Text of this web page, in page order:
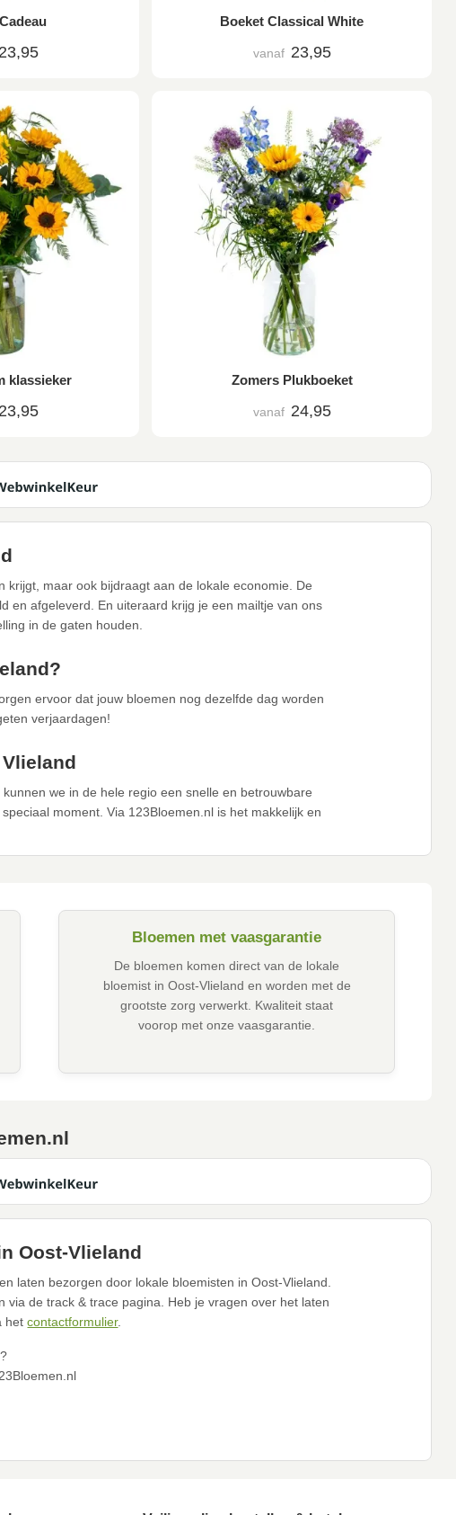
23,95
Boeket Classical White
vanaf 23,95
klassieker
23,95
Zomers Plukboeket
vanaf 24,95
krijgt, maar ook bijdraagt aan de lokale economie. De
en afgeleverd. En uiteraard krijg je een mailtje van ons
in de gaten houden.
ervoor dat jouw bloemen nog dezelfde dag worden
verjaardagen!
we in de hele regio een snelle en betrouwbare
moment. Via 123Bloemen.nl is het makkelijk en
Bloemen met vaasgarantie
De bloemen komen direct van de lokale
bloemist in Oost-Vlieland en worden met de
grootste zorg verwerkt. Kwaliteit staat
voorop met onze vaasgarantie.
Oost-Vlieland
laten bezorgen door lokale bloemisten in Oost-Vlieland.
de track & trace pagina. Heb je vragen over het laten
hetcontactformulier.